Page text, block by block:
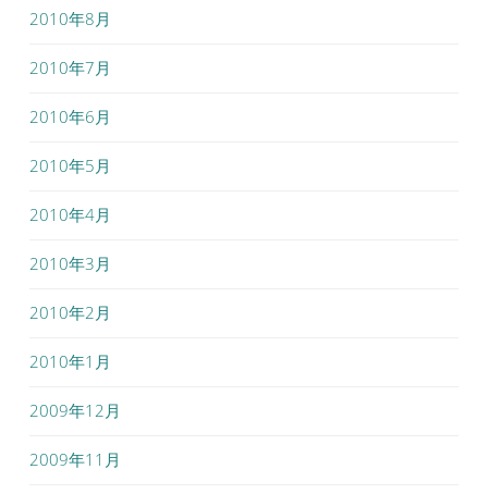
2010年8月
2010年7月
2010年6月
2010年5月
2010年4月
2010年3月
2010年2月
2010年1月
2009年12月
2009年11月